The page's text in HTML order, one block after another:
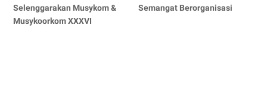
Selenggarakan Musykom &
Musykoorkom XXXVI
Semangat Berorganisasi